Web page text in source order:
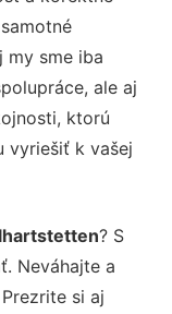
my sme iba
ale aj
ktorú
vyriešiť k vašej
? S
Neváhajte a
si aj